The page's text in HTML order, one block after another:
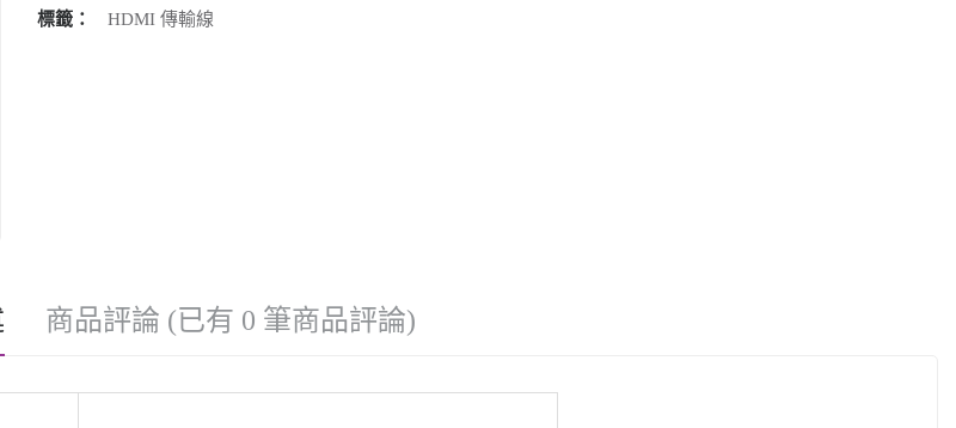
標籤： HDMI 傳輸線
商品評論 (已有 0 筆商品評論)